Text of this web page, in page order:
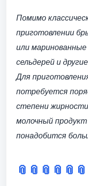
Помимо
приготовлении
или маринованные
сельдерей и
Для
потребуется
степени
молочный
понадобится
📎 📎 📎 📎 📎 📎